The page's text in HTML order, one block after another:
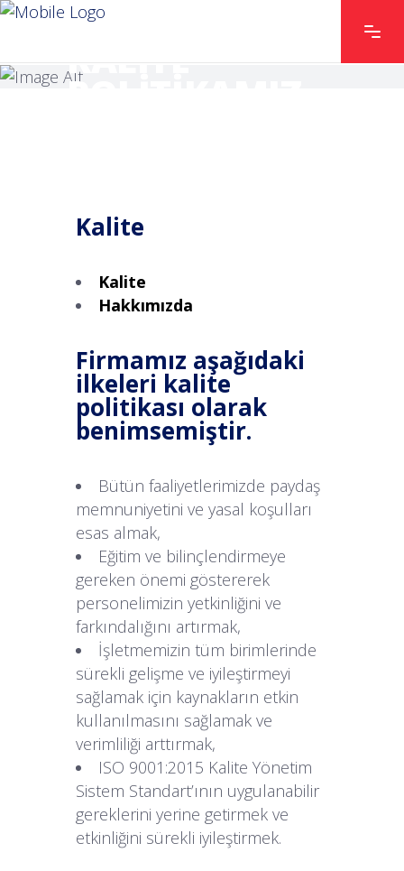
KALITE
POLITIKAMIZ
Kalite
Kalite
Hakkımızda
Firmamız aşağıdaki
ilkeleri kalite
politikası olarak
benimsemiştir.
Bütün faaliyetlerimizde paydaş
memnuniyetini ve yasal koşulları
esas almak,
Eğitim ve bilinçlendirmeye
gereken önemi göstererek
personelimizin yetkinliğini ve
farkındalığını artırmak,
İşletmemizin tüm birimlerinde
sürekli gelişme ve iyileştirmeyi
sağlamak için kaynakların etkin
kullanılmasını sağlamak ve
verimliliği arttırmak,
ISO 9001:2015 Kalite Yönetim
Sistem Standart’ının uygulanabilir
gereklerini yerine getirmek ve
etkinliğini sürekli iyileştirmek.